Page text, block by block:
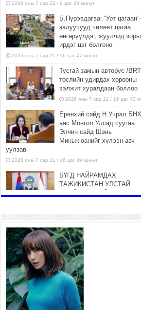
2026 оны 7 сар 22 / 9 цаг 28 минут
Б.Пүрэвдагва: “Урт
залуучууд чөлөөт цагаа
өнгөрүүлдэг, жуулчид
ирдэг цэг болгоно
2026 оны 7 сар 21 / 16 цаг 47 минут
Тусгай замын автобус /
төслийн удирдах хорооны
ээлжит хуралдаан боллоо
2026 оны 7 сар 21 / 16 цаг 43
Ерөнхий сайд Н.Учрал
аас Монгол Улсад суугаа
Элчин сайд Шэнь
Миньжюанийг хүлээн авч
уулзав
2026 оны 7 сар 21 / 16 цаг 39 минут
БҮГД НАЙРАМДАХ
ТАЖИКИСТАН УЛСТАЙ
26,992 суралцагч хотхоны
сургуульд, 8100 суралцагч
төрөлжсөн ахлах сургуульд
суралцана
2026 оны 7 сар 21 / 13 цаг 43 минут
COP17 хурлын үеэрх замын
хөдөлгөөн, нийтийн
зохицуулалт, сургууль,
цэцэрлэг, зах, худалдааны